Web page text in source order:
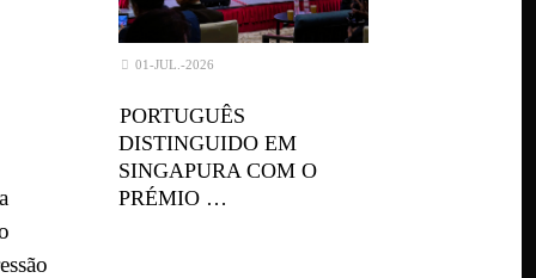
01-JUL.-2026
PORTUGUÊS
DISTINGUIDO EM
SINGAPURA COM O
PRÉMIO …